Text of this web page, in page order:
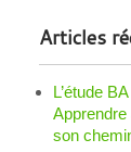
Articles
L’étude
son